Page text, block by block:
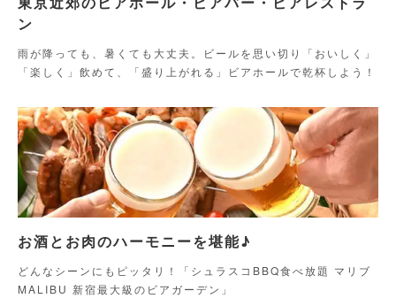
ン
雨が降っても、暑くても大丈夫。ビールを思い切り「おいしく」
「楽しく」飲めて、「盛り上がれる」ビアホールで乾杯しよう！
お酒とお肉のハーモニーを堪能♪
どんなシーンにもピッタリ！「シュラスコBBQ食べ放題 マリブ
MALIBU 新宿最大級のビアガーデン」